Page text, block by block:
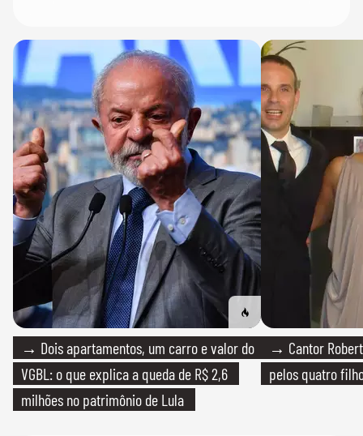
→ Dois apartamentos, um carro e valor do
VGBL: o que explica a queda de R$ 2,6
milhões no patrimônio de Lula
→ Cantor
pelos quatro